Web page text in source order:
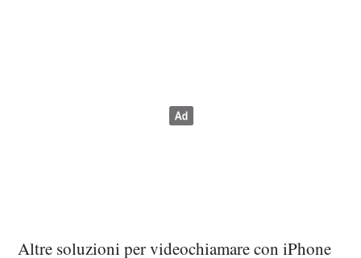
Altre soluzioni per videochiamare con iPhone